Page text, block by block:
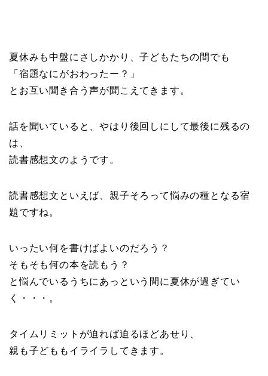
夏休みも中盤にさしかかり、子どもたちの間でも
「宿題なにがおわったー？」
とお互い聞き合う声が聞こえてきます。
話を聞いていると、やはり後回しにして最後に残るの
は、
読書感想文のようです。
読書感想文といえば、親子そろって悩みの種となる宿
題ですね。
いったい何を書けばよいのだろう？
そもそも何の本を読もう？
と悩んでいるうちにあっという間に夏休が過ぎてい
く・・・。
タイムリミットが迫れば迫るほどあせり、
親も子どももイライラしてきます。